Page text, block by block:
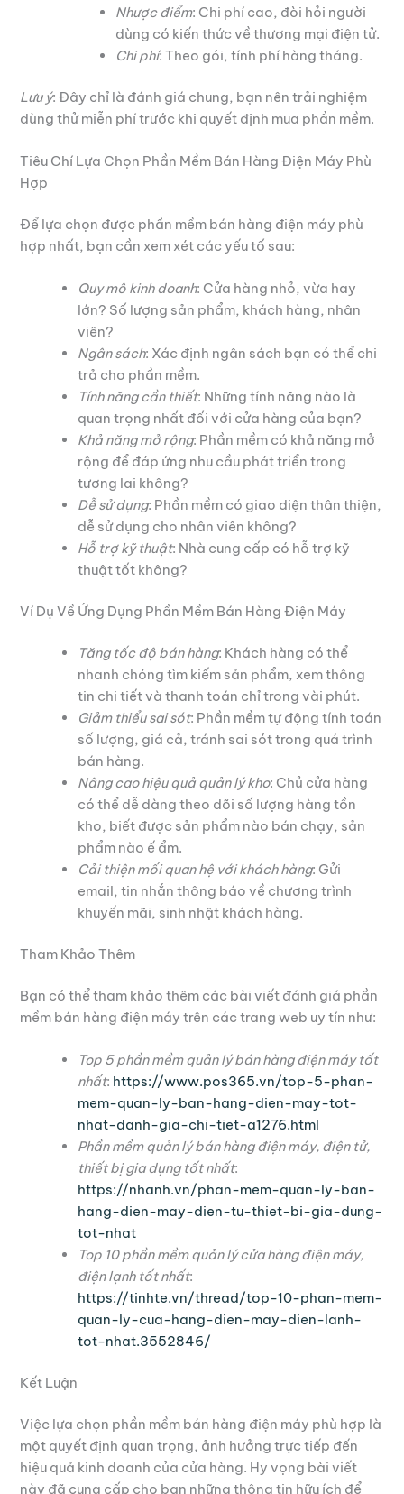
Nhược điểm: Chi phí cao, đòi hỏi người
dùng có kiến thức về thương mại điện tử.
Chi phí: Theo gói, tính phí hàng tháng.
Lưu ý: Đây chỉ là đánh giá chung, bạn nên trải nghiệm
dùng thử miễn phí trước khi quyết định mua phần mềm.
Tiêu Chí Lựa Chọn Phần Mềm Bán Hàng Điện Máy Phù
Hợp
Để lựa chọn được phần mềm bán hàng điện máy phù
hợp nhất, bạn cần xem xét các yếu tố sau:
Quy mô kinh doanh: Cửa hàng nhỏ, vừa hay
lớn? Số lượng sản phẩm, khách hàng, nhân
viên?
Ngân sách: Xác định ngân sách bạn có thể chi
trả cho phần mềm.
Tính năng cần thiết: Những tính năng nào là
quan trọng nhất đối với cửa hàng của bạn?
Khả năng mở rộng: Phần mềm có khả năng mở
rộng để đáp ứng nhu cầu phát triển trong
tương lai không?
Dễ sử dụng: Phần mềm có giao diện thân thiện,
dễ sử dụng cho nhân viên không?
Hỗ trợ kỹ thuật: Nhà cung cấp có hỗ trợ kỹ
thuật tốt không?
Ví Dụ Về Ứng Dụng Phần Mềm Bán Hàng Điện Máy
Tăng tốc độ bán hàng: Khách hàng có thể
nhanh chóng tìm kiếm sản phẩm, xem thông
tin chi tiết và thanh toán chỉ trong vài phút.
Giảm thiểu sai sót: Phần mềm tự động tính toán
số lượng, giá cả, tránh sai sót trong quá trình
bán hàng.
Nâng cao hiệu quả quản lý kho: Chủ cửa hàng
có thể dễ dàng theo dõi số lượng hàng tồn
kho, biết được sản phẩm nào bán chạy, sản
phẩm nào ế ẩm.
Cải thiện mối quan hệ với khách hàng: Gửi
email, tin nhắn thông báo về chương trình
khuyến mãi, sinh nhật khách hàng.
Tham Khảo Thêm
Bạn có thể tham khảo thêm các bài viết đánh giá phần
mềm bán hàng điện máy trên các trang web uy tín như:
Top 5 phần mềm quản lý bán hàng điện máy tốt
nhất: https://www.pos365.vn/top-5-phan-
mem-quan-ly-ban-hang-dien-may-tot-
nhat-danh-gia-chi-tiet-a1276.html
Phần mềm quản lý bán hàng điện máy, điện tử,
thiết bị gia dụng tốt nhất:
https://nhanh.vn/phan-mem-quan-ly-ban-
hang-dien-may-dien-tu-thiet-bi-gia-dung-
tot-nhat
Top 10 phần mềm quản lý cửa hàng điện máy,
điện lạnh tốt nhất:
https://tinhte.vn/thread/top-10-phan-mem-
quan-ly-cua-hang-dien-may-dien-lanh-
tot-nhat.3552846/
Kết Luận
Việc lựa chọn phần mềm bán hàng điện máy phù hợp là
một quyết định quan trọng, ảnh hưởng trực tiếp đến
hiệu quả kinh doanh của cửa hàng. Hy vọng bài viết
này đã cung cấp cho bạn những thông tin hữu ích để